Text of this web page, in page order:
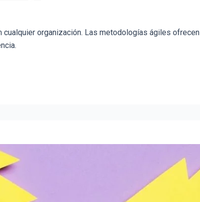
organización. Las metodologías ágiles ofrecen